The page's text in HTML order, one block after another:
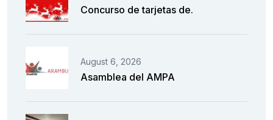
Concurso de tarjetas de.
August 6, 2026
Asamblea del AMPA